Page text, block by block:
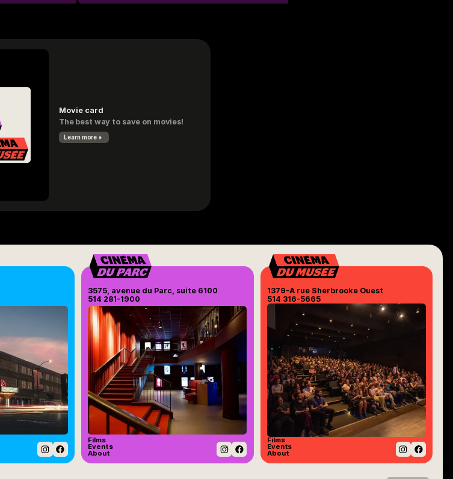
Movie card
The best way to save on movies!
Learn more
Instagram
Facebook
3575, avenue du Parc, suite 6100
514 281-1900
Films
Events
About
Instagram
Facebook
1379-A rue Sherbrooke Ouest
514 316-5665
Films
Events
About
Instagram